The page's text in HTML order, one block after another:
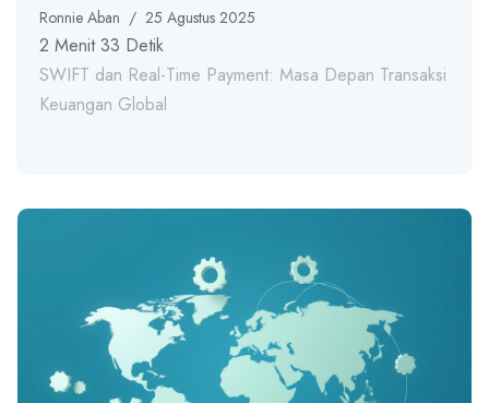
Ronnie Aban / 25 Agustus 2025
2 Menit 33 Detik
SWIFT dan Real-Time Payment: Masa Depan Transaksi
Keuangan Global